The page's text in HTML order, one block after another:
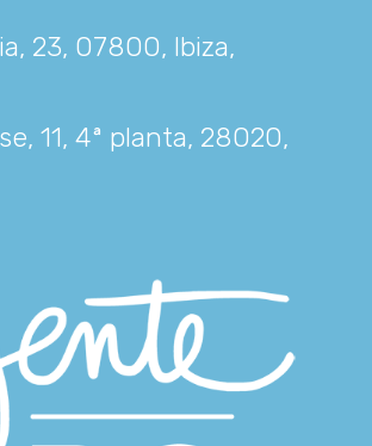
23, 07800, Ibiza,
11, 4ª planta, 28020,